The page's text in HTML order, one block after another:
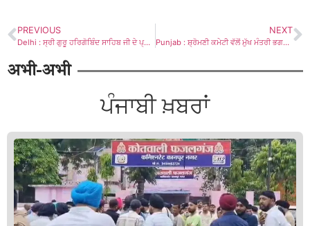
PREVIOUS
Delhi : ਸ੍ਰੀ ਗੁਰੂ ਹਰਿਗੋਬਿੰਦ ਸਾਹਿਬ ਜੀ ਦੇ ਪ੍ਰਕਾਸ਼ ਪੁਰਬ ਮੌਕੇ ਲਗਾਇਆ ਗਿਆ ਵਿਸ਼ਾਲ ਗੁਰੂ ਕਾ ਲੰਗਰ
NEXT
Punjab : ਸ਼੍ਰੋਮਣੀ ਕਮੇਟੀ ਵੱਲੋਂ ਮੁੱਖ ਮੰਤਰੀ ਭਗਵੰਤ ਮਾਨ ਖ਼ਿਲਾਫ਼ ਐੱਫਆਈਆਰ ਦਰਜ ਕਰਨ ਲਈ ਡੀਜੀਪੀ ਪੰਜਾਬ ਨੂੰ ਸ਼ਿਕਾਇਤ
अभी-अभी
ਪੰਜਾਬੀ ਖ਼ਬਰਾਂ